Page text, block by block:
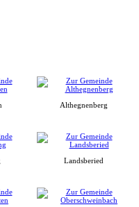
Althegnenberg
Landsberied